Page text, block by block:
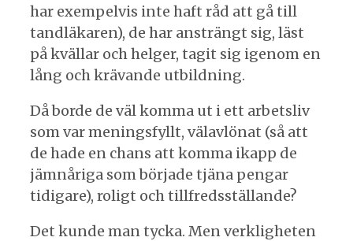
har exempelvis inte haft råd att gå till
tandläkaren), de har ansträngt sig, läst
på kvällar och helger, tagit sig igenom en
lång och krävande utbildning.
Då borde de väl komma ut i ett arbetsliv
som var meningsfyllt, välavlönat (så att
de hade en chans att komma ikapp de
jämnåriga som började tjäna pengar
tidigare), roligt och tillfredsställande?
Det kunde man tycka. Men verkligheten